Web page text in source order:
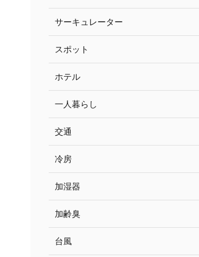
サーキュレーター
スポット
ホテル
一人暮らし
交通
冷房
加湿器
加齢臭
台風